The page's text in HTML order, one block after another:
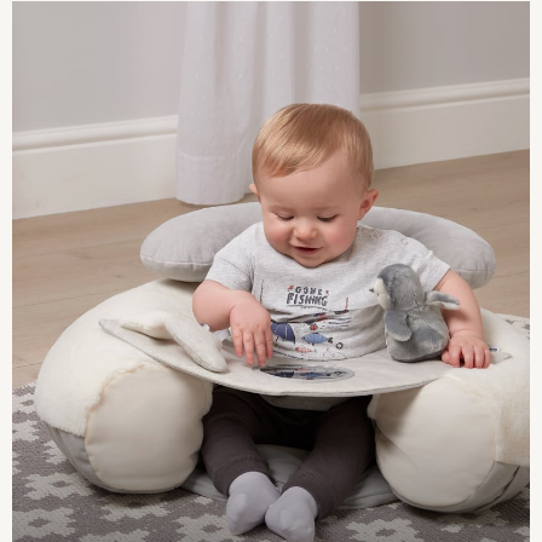
Trainers
Wide Fit
Underwear
Pyjamas
Robes
Slippers
Socks
All Accessories
All Occasionwear
All Partywear
Wedding